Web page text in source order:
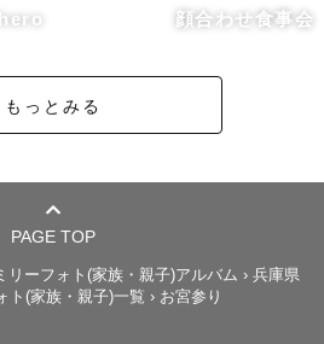
hero 顔合わせ食事会
もっとみる
PAGE TOP
リーフォト(家族・親子)アルバム › 兵庫県
ト(家族・親子)一覧 › お宮参り